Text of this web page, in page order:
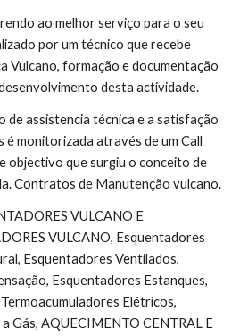
ao melhor serviço para o seu
por um técnico que recebe
Vulcano, formação e documentação
desta actividade.
de assistencia técnica e a satisfação
é monitorizada através de um Call
objectivo que surgiu o conceito de
Contratos de Manutenção vulcano.
VULCANO, Esquentadores
Esquentadores Ventilados,
Esquentadores Estanques,
Elétricos,
Gás, AQUECIMENTO CENTRAL E